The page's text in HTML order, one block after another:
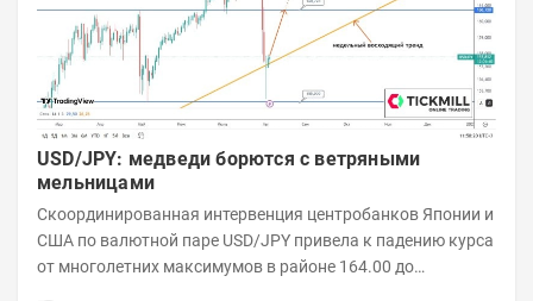
USD/JPY: медведи борются с ветряными
мельницами
Скоординированная интервенция центробанков Японии и
США по валютной паре USD/JPY привела к падению курса
от многолетних максимумов в районе 164.00 до